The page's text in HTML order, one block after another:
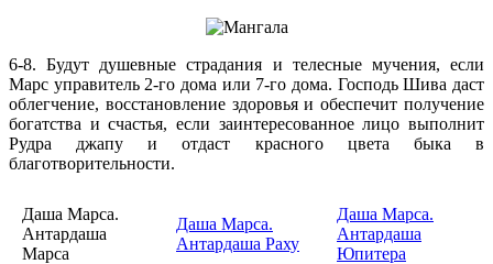
6-8. Будут душевные страдания и телесные мучения, если
Марс управитель 2-го дома или 7-го дома. Господь Шива даст
облегчение, восстановление здоровья и обеспечит получение
богатства и счастья, если заинтересованное лицо выполнит
Рудра джапу и отдаст красного цвета быка в
благотворительности.
Даша Марса.
Антардаша
Марса
Даша Марса.
Антардаша Раху
Даша Марса.
Антардаша
Юпитера